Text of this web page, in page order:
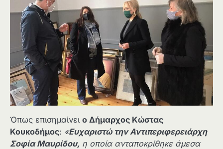
Όπως επισημαίνει ο Δήμαρχος Κώστας
Κουκοδήμος: «Ευχαριστώ την Αντιπεριφερειάρχη
Σοφία Μαυρίδου, η οποία ανταποκρίθηκε άμεσα